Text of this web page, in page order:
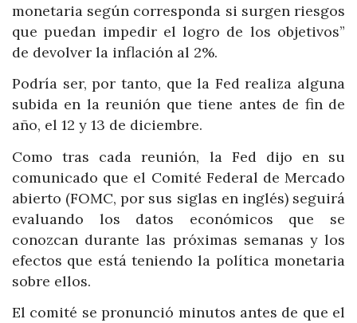
monetaria según corresponda si surgen riesgos
que puedan impedir el logro de los objetivos”
de devolver la inflación al 2%.
Podría ser, por tanto, que la Fed realiza alguna
subida en la reunión que tiene antes de fin de
año, el 12 y 13 de diciembre.
Como tras cada reunión, la Fed dijo en su
comunicado que el Comité Federal de Mercado
abierto (FOMC, por sus siglas en inglés) seguirá
evaluando los datos económicos que se
conozcan durante las próximas semanas y los
efectos que está teniendo la política monetaria
sobre ellos.
El comité se pronunció minutos antes de que el